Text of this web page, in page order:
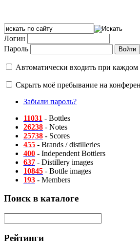
Логин
Пароль
Автоматически входить при
Скрыть моё пребывание на
Забыли пароль?
11031 - Bottles
26238 - Notes
25738 - Scores
455 - Brands / distilleries
400 - Independent Bottlers
637 - Distillery images
10845 - Bottle images
193 - Members
Поиск в каталоге
Рейтинги